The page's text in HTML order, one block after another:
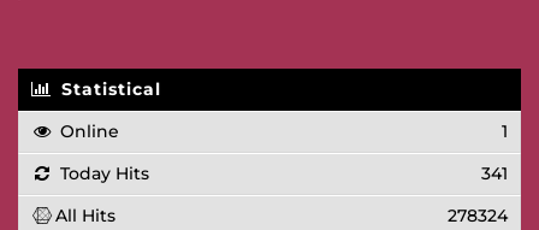
Statistical
Online
1
Today Hits
341
All Hits
278324